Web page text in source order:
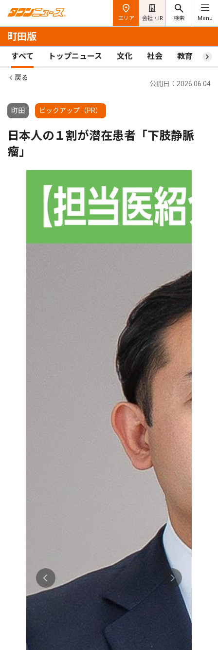
エリア 会社・IR 検索 Menu
町田版
すべて トップニュース 文化 社会 教育 ス
戻る
町田 ピックアップ（PR）
公開日：2026.06.04
日本人の１割が潜在患者「下肢静脈
瘤」